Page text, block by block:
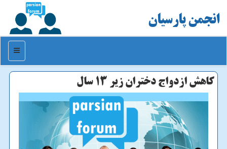
انجمن پارسیان
منو
كاهش ازدواج دختران زیر ۱۳ سال